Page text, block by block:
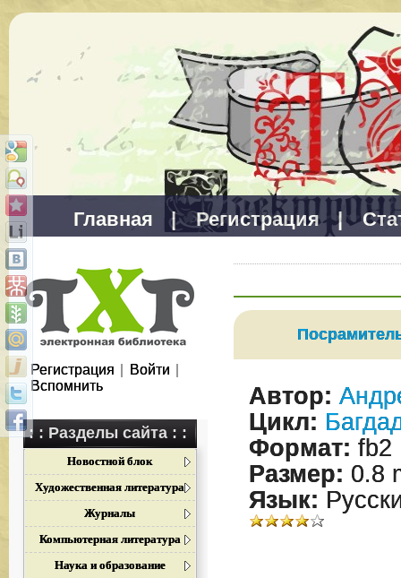
Главная | Регистрация |
Регистрация Войти
Вспомнить
: : Разделы сайта : :
Новостной блок
Художественная литература
Журналы
Компьютерная литература
Наука и образование
Автор:
Цикл:
Формат: fb2
Размер: 0.8
Язык: